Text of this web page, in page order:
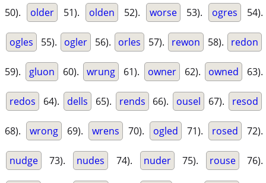
50). older 51). olden 52). worse 53). ogres 54).
ogles 55). ogler 56). orles 57). rewon 58). redon
59). gluon 60). wrung 61). owner 62). owned 63).
redos 64). dells 65). rends 66). ousel 67). resod
68). wrong 69). wrens 70). ogled 71). rosed 72).
nudge 73). nudes 74). nuder 75). rouse 76).